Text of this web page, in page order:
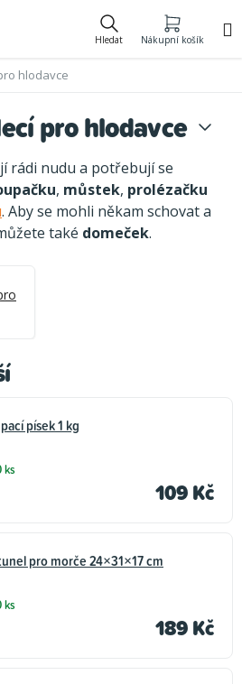
Hledat Nákupní košík
hlodavce
pro hlodavce
rádi nudu a potřebují se
, můstek, prolézačku
. Aby se mohli někam schovat a
také domeček.
písek 1 kg
ks
109 Kč
pro morče 24×31×17 cm
ks
189 Kč